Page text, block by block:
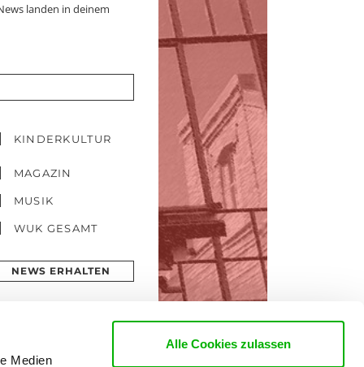
Medien
Alle Cookies zulassen
landen in deinem
KINDERKULTUR
MAGAZIN
MUSIK
WUK GESAMT
NEWS ERHALTEN